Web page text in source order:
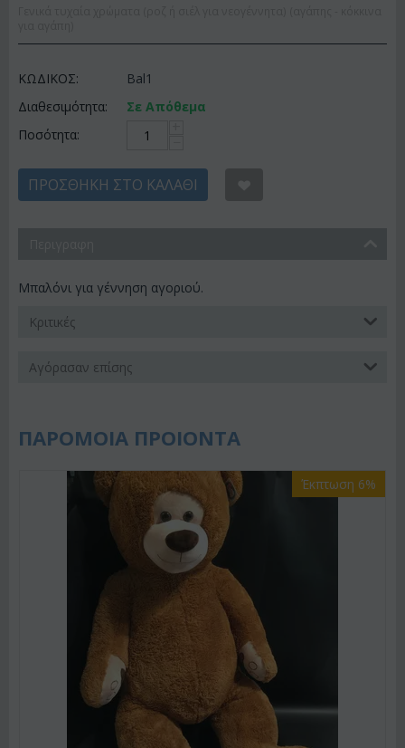
ΚΩΔΙΚΟΣ:
Bal1
Διαθεσιμότητα:
Σε Απόθεμα
Ποσότητα:
ΠΡΟΣΘΉΚΗ ΣΤΟ ΚΑΛΆΘΙ
Μπαλόνι για γέννηση αγοριού.
Κριτικές
Αγόρασαν επίσης
ΠΑΡΟΜΟΙΑ ΠΡΟΙΟΝΤΑ
Έκπτωση 6%